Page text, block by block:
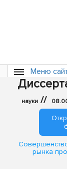
Меню
науки //
рынка